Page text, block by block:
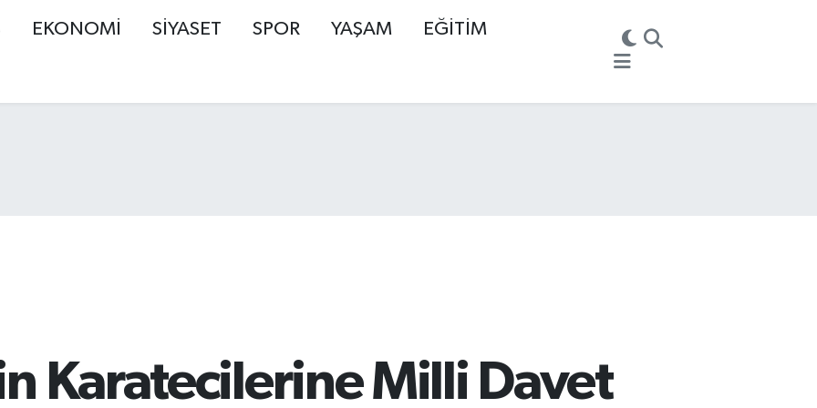
EKONOMİ SİYASET SPOR YAŞAM EĞİTİM
Karatecilerine Milli Davet